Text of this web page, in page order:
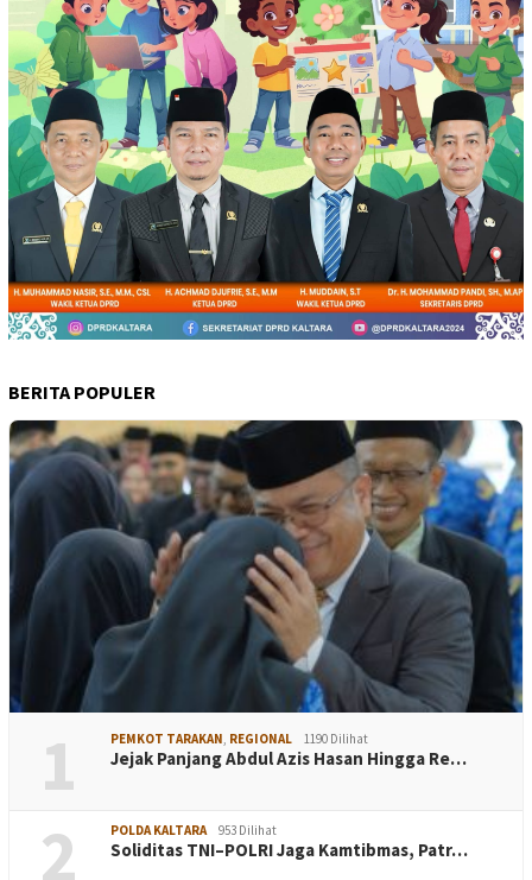
BERITA POPULER
1 PEMKOT TARAKAN REGIONAL 1190 Dilihat
Jejak Panjang Abdul Azis Hasan Hingga Re…
2 POLDA KALTARA 953 Dilihat
Soliditas TNI–POLRI Jaga Kamtibmas, Patr…